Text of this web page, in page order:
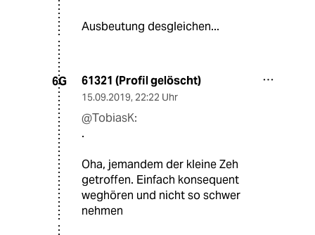
Ausbeutung desgleichen...
6G 61321 (Profil gelöscht)
15.09.2019, 22:22 Uhr
@TobiasK:
.
Oha, jemandem der kleine Zeh
getroffen. Einfach konsequent
weghören und nicht so schwer
nehmen